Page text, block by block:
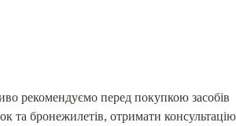
рекомендуємо перед покупкою засобів
та бронежилетів, отримати консультацію